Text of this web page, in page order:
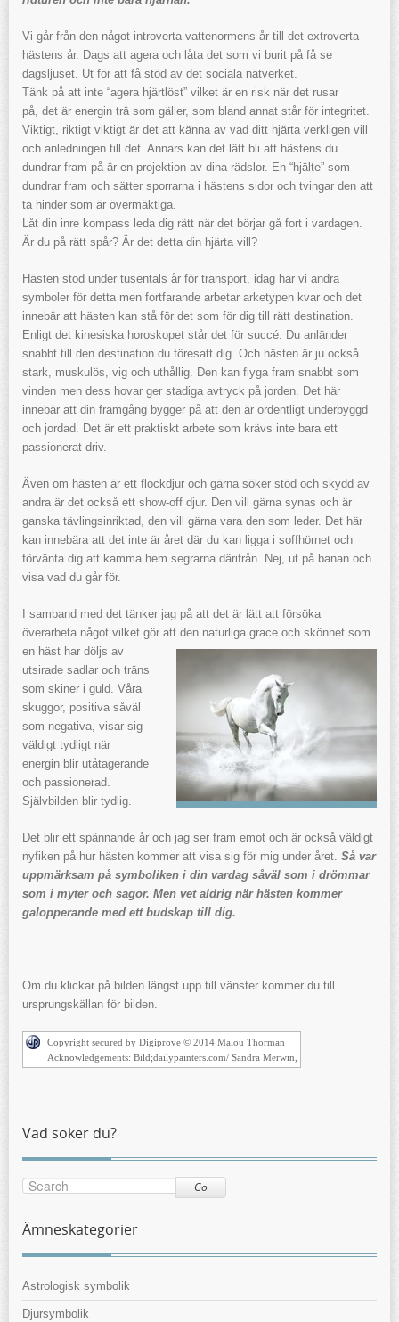
Vi går från den något introverta vattenormens år till det extroverta
hästens år. Dags att agera och låta det som vi burit på få se
dagsljuset. Ut för att få stöd av det sociala nätverket.
Tänk på att inte “agera hjärtlöst” vilket är en risk när det rusar
på, det är energin trä som gäller, som bland annat står för integritet.
Viktigt, riktigt viktigt är det att känna av vad ditt hjärta verkligen vill
och anledningen till det. Annars kan det lätt bli att hästens du
dundrar fram på är en projektion av dina rädslor. En “hjälte” som
dundrar fram och sätter sporrarna i hästens sidor och tvingar den att
ta hinder som är övermäktiga.
Låt din inre kompass leda dig rätt när det börjar gå fort i vardagen.
Är du på rätt spår? Är det detta din hjärta vill?
Hästen stod under tusentals år för transport, idag har vi andra
symboler för detta men fortfarande arbetar arketypen kvar och det
innebär att hästen kan stå för det som för dig till rätt destination.
Enligt det kinesiska horoskopet står det för succé. Du anländer
snabbt till den destination du föresatt dig. Och hästen är ju också
stark, muskulös, vig och uthållig. Den kan flyga fram snabbt som
vinden men dess hovar ger stadiga avtryck på jorden. Det här
innebär att din framgång bygger på att den är ordentligt underbyggd
och jordad. Det är ett praktiskt arbete som krävs inte bara ett
passionerat driv.
Även om hästen är ett flockdjur och gärna söker stöd och skydd av
andra är det också ett show-off djur. Den vill gärna synas och är
ganska tävlingsinriktad, den vill gärna vara den som leder. Det här
kan innebära att det inte är året där du kan ligga i soffhörnet och
förvänta dig att kamma hem segrarna därifrån. Nej, ut på banan och
visa vad du går för.
I samband med det tänker jag på att det är lätt att försöka
överarbeta något vilket gör att den naturliga grace och skönhet som
en häst har döljs av
utsirade sadlar och träns
som skiner i guld. Våra
skuggor, positiva såväl
som negativa, visar sig
väldigt tydligt när
energin blir utåtagerande
och passionerad.
Självbilden blir tydlig.
Det blir ett spännande år och jag ser fram emot och är också väldigt
nyfiken på hur hästen kommer att visa sig för mig under året. Så var
uppmärksam på symboliken i din vardag såväl som i drömmar
som i myter och sagor. Men vet aldrig när hästen kommer
galopperande med ett budskap till dig.
Om du klickar på bilden längst upp till vänster kommer du till
ursprungskällan för bilden.
Copyright secured by Digiprove © 2014 Malou Thorman
Acknowledgements: Bild;dailypainters.com/ Sandra Merwin,
Vad söker du?
Go
Ämneskategorier
Astrologisk symbolik
Djursymbolik